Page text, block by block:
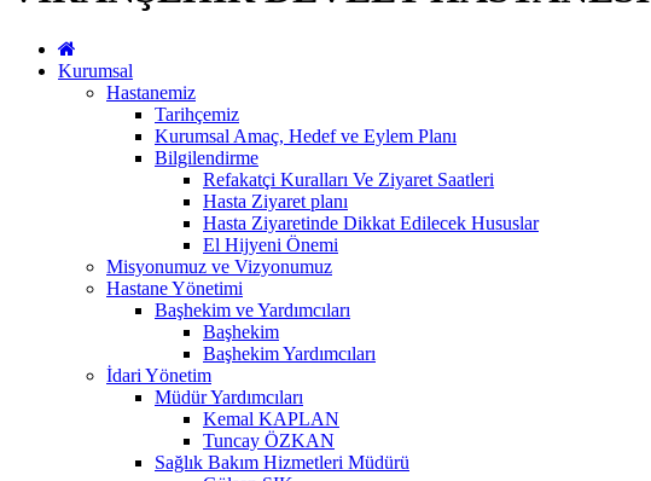
Kurumsal
Hastanemiz
Tarihçemiz
Kurumsal Amaç, Hedef ve Eylem Planı
Bilgilendirme
Refakatçi Kuralları Ve Ziyaret Saatleri
Hasta Ziyaret planı
Hasta Ziyaretinde Dikkat Edilecek Hususlar
El Hijyeni Önemi
Misyonumuz ve Vizyonumuz
Hastane Yönetimi
Başhekim ve Yardımcıları
Başhekim
Başhekim Yardımcıları
İdari Yönetim
Müdür Yardımcıları
Kemal KAPLAN
Tuncay ÖZKAN
Sağlık Bakım Hizmetleri Müdürü